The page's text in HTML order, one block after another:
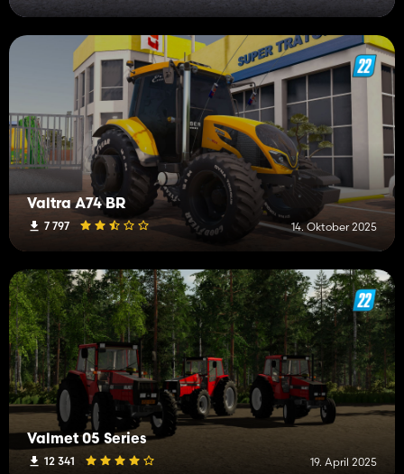
Valtra A74 BR
7 797 14. Oktober 2025
Valmet 05 Series
12 341 19. April 2025